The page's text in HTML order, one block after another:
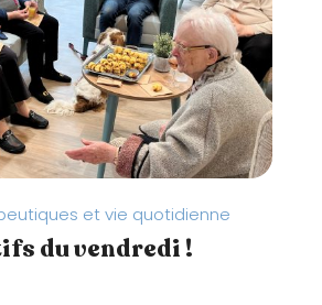
et vie quotidienne
du vendredi !